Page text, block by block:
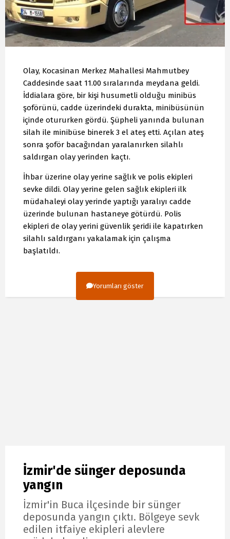
Olay, Kocasinan Merkez Mahallesi Mahmutbey
Caddesinde saat 11.00 sıralarında meydana geldi.
İddialara göre, bir kişi husumetli olduğu minibüs
şoförünü, cadde üzerindeki durakta, minibüsünün
içinde otururken gördü. Şüpheli yanında bulunan
silah ile minibüse binerek 3 el ateş etti. Açılan ateş
sonra şoför bacağından yaralanırken silahlı
saldırgan olay yerinden kaçtı.
İhbar üzerine olay yerine sağlık ve polis ekipleri
sevke dildi. Olay yerine gelen sağlık ekipleri ilk
müdahaleyi olay yerinde yaptığı yaralıyı cadde
üzerinde bulunan hastaneye götürdü. Polis
ekipleri de olay yerini güvenlik şeridi ile kapatırken
silahlı saldırganı yakalamak için çalışma
başlatıldı.
Yorumları göster
İzmir'de sünger deposunda
yangın
İzmir'in Buca ilçesinde bir sünger
deposunda yangın çıktı. Bölgeye sevk
edilen itfaiye ekipleri alevlere